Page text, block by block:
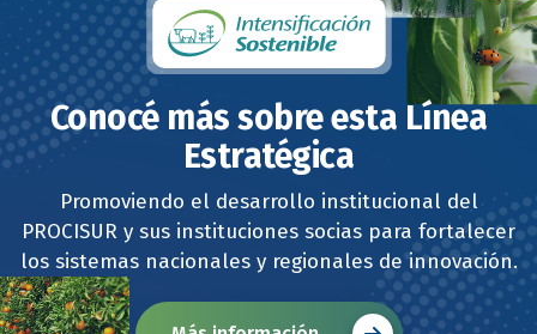
Conocé más sobre esta Línea
Estratégica
Promoviendo el desarrollo institucional del
PROCISUR y sus instituciones socias para fortalecer
los sistemas nacionales y regionales de innovación.